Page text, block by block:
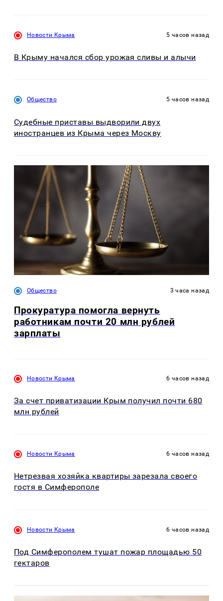
Новости Крыма 5 часов назад
В Крыму начался сбор урожая сливы и алычи
Общество 5 часов назад
Судебные приставы выдворили двух
иностранцев из Крыма через Москву
Общество 3 часа назад
Прокуратура помогла вернуть
работникам почти 20 млн рублей
зарплаты
Новости Крыма 6 часов назад
За счет приватизации Крым получил почти 680
млн рублей
Новости Крыма 6 часов назад
Нетрезвая хозяйка квартиры зарезала своего
гостя в Симферополе
Новости Крыма 6 часов назад
Под Симферополем тушат пожар площадью 50
гектаров